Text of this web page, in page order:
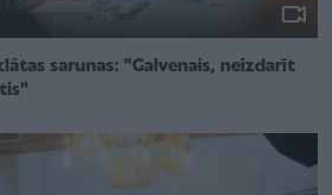
sarunas: "Galvenais, neizdarīt